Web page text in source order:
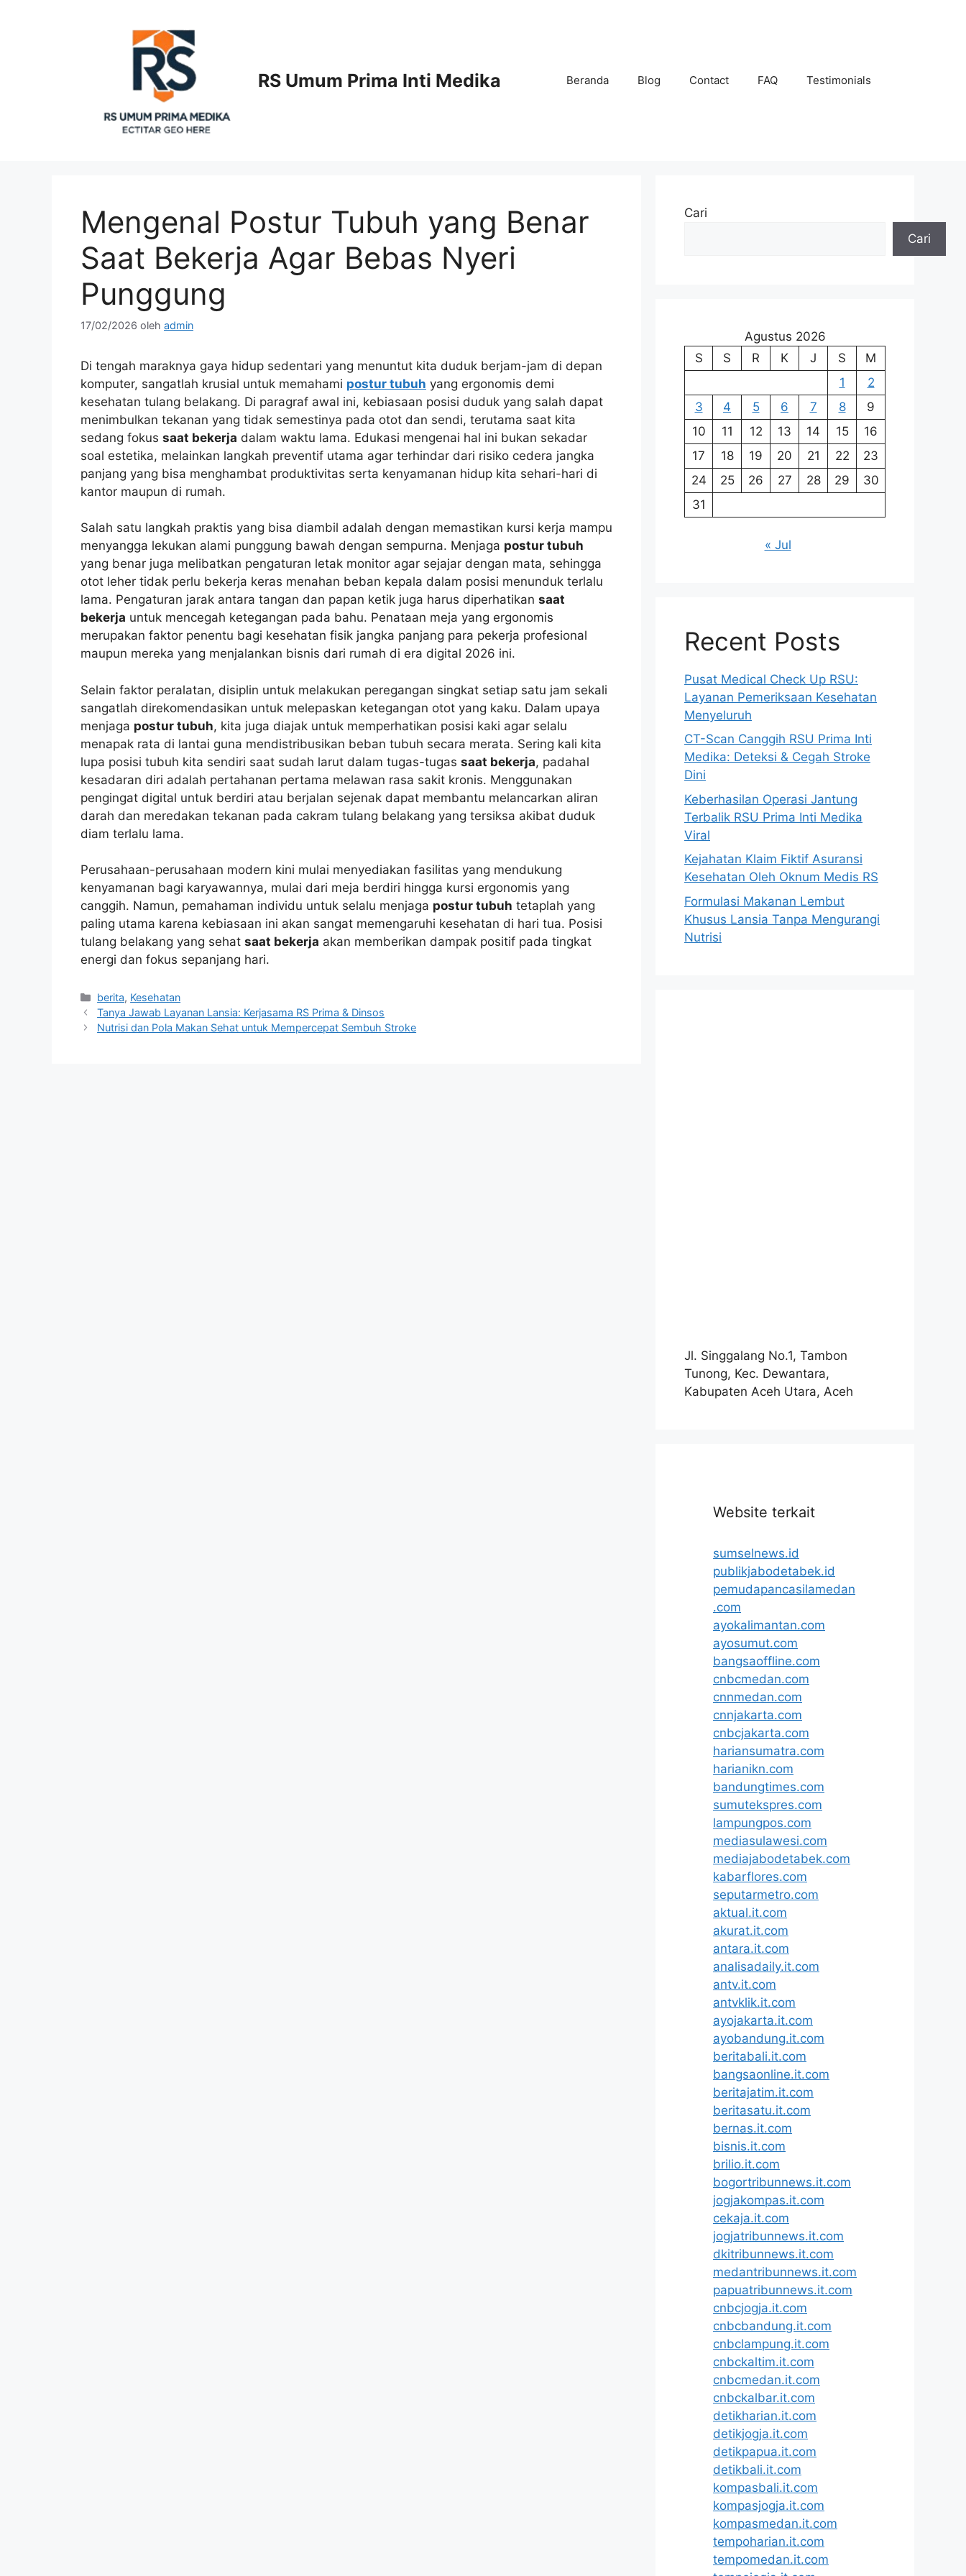
RS Umum Prima Inti Medika Beranda Blog Contact FAQ Testimonials
Mengenal Postur Tubuh yang Benar
Saat Bekerja Agar Bebas Nyeri
Punggung
17/02/2026 oleh admin
Di tengah maraknya gaya hidup sedentari yang menuntut kita duduk berjam-jam di depan
komputer, sangatlah krusial untuk memahami postur tubuh yang ergonomis demi
kesehatan tulang belakang. Di paragraf awal ini, kebiasaan posisi duduk yang salah dapat
menimbulkan tekanan yang tidak semestinya pada otot dan sendi, terutama saat kita
sedang fokus saat bekerja dalam waktu lama. Edukasi mengenai hal ini bukan sekadar
soal estetika, melainkan langkah preventif utama agar terhindar dari risiko cedera jangka
panjang yang bisa menghambat produktivitas serta kenyamanan hidup kita sehari-hari di
kantor maupun di rumah.
Salah satu langkah praktis yang bisa diambil adalah dengan memastikan kursi kerja mampu
menyangga lekukan alami punggung bawah dengan sempurna. Menjaga postur tubuh
yang benar juga melibatkan pengaturan letak monitor agar sejajar dengan mata, sehingga
otot leher tidak perlu bekerja keras menahan beban kepala dalam posisi menunduk terlalu
lama. Pengaturan jarak antara tangan dan papan ketik juga harus diperhatikan saat
bekerja untuk mencegah ketegangan pada bahu. Penataan meja yang ergonomis
merupakan faktor penentu bagi kesehatan fisik jangka panjang para pekerja profesional
maupun mereka yang menjalankan bisnis dari rumah di era digital 2026 ini.
Selain faktor peralatan, disiplin untuk melakukan peregangan singkat setiap satu jam sekali
sangatlah direkomendasikan untuk melepaskan ketegangan otot yang kaku. Dalam upaya
menjaga postur tubuh, kita juga diajak untuk memperhatikan posisi kaki agar selalu
menapak rata di lantai guna mendistribusikan beban tubuh secara merata. Sering kali kita
lupa posisi tubuh kita sendiri saat sudah larut dalam tugas-tugas saat bekerja, padahal
kesadaran diri adalah pertahanan pertama melawan rasa sakit kronis. Menggunakan
pengingat digital untuk berdiri atau berjalan sejenak dapat membantu melancarkan aliran
darah dan meredakan tekanan pada cakram tulang belakang yang tersiksa akibat duduk
diam terlalu lama.
Perusahaan-perusahaan modern kini mulai menyediakan fasilitas yang mendukung
kenyamanan bagi karyawannya, mulai dari meja berdiri hingga kursi ergonomis yang
canggih. Namun, pemahaman individu untuk selalu menjaga postur tubuh tetaplah yang
paling utama karena kebiasaan ini akan sangat memengaruhi kesehatan di hari tua. Posisi
tulang belakang yang sehat saat bekerja akan memberikan dampak positif pada tingkat
energi dan fokus sepanjang hari.
Kategori
berita, Kesehatan
Tanya Jawab Layanan Lansia: Kerjasama RS Prima & Dinsos
Nutrisi dan Pola Makan Sehat untuk Mempercepat Sembuh Stroke
Cari
Cari
Agustus 2026
S
S R K J S
M
1
2
3
4 5 6 7 8
9
10
11 12 13 14 15
16
17
18 19 20 21 22
23
24
25 26 27 28 29
30
31
« Jul
Recent Posts
Pusat Medical Check Up RSU:
Layanan Pemeriksaan Kesehatan
Menyeluruh
CT-Scan Canggih RSU Prima Inti
Medika: Deteksi & Cegah Stroke
Dini
Keberhasilan Operasi Jantung
Terbalik RSU Prima Inti Medika
Viral
Kejahatan Klaim Fiktif Asuransi
Kesehatan Oleh Oknum Medis RS
Formulasi Makanan Lembut
Khusus Lansia Tanpa Mengurangi
Nutrisi
Jl. Singgalang No.1, Tambon
Tunong, Kec. Dewantara,
Kabupaten Aceh Utara, Aceh
Website terkait
sumselnews.id
publikjabodetabek.id
pemudapancasilamedan
.com
ayokalimantan.com
ayosumut.com
bangsaoffline.com
cnbcmedan.com
cnnmedan.com
cnnjakarta.com
cnbcjakarta.com
hariansumatra.com
harianikn.com
bandungtimes.com
sumutekspres.com
lampungpos.com
mediasulawesi.com
mediajabodetabek.com
kabarflores.com
seputarmetro.com
aktual.it.com
akurat.it.com
antara.it.com
analisadaily.it.com
antv.it.com
antvklik.it.com
ayojakarta.it.com
ayobandung.it.com
beritabali.it.com
bangsaonline.it.com
beritajatim.it.com
beritasatu.it.com
bernas.it.com
bisnis.it.com
brilio.it.com
bogortribunnews.it.com
jogjakompas.it.com
cekaja.it.com
jogjatribunnews.it.com
dkitribunnews.it.com
medantribunnews.it.com
papuatribunnews.it.com
cnbcjogja.it.com
cnbcbandung.it.com
cnbclampung.it.com
cnbckaltim.it.com
cnbcmedan.it.com
cnbckalbar.it.com
detikharian.it.com
detikjogja.it.com
detikpapua.it.com
detikbali.it.com
kompasbali.it.com
kompasjogja.it.com
kompasmedan.it.com
tempoharian.it.com
tempomedan.it.com